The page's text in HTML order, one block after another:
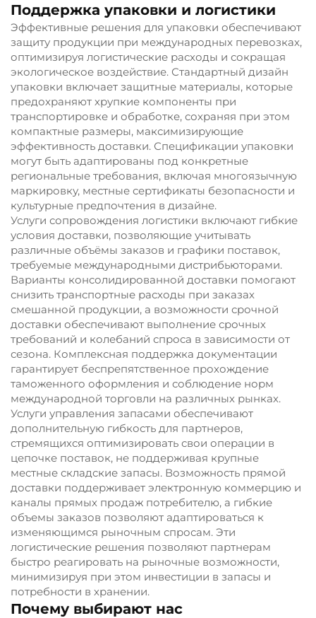
Поддержка упаковки и логистики
Эффективные решения для упаковки обеспечивают
защиту продукции при международных перевозках,
оптимизируя логистические расходы и сокращая
экологическое воздействие. Стандартный дизайн
упаковки включает защитные материалы, которые
предохраняют хрупкие компоненты при
транспортировке и обработке, сохраняя при этом
компактные размеры, максимизирующие
эффективность доставки. Спецификации упаковки
могут быть адаптированы под конкретные
региональные требования, включая многоязычную
маркировку, местные сертификаты безопасности и
культурные предпочтения в дизайне.
Услуги сопровождения логистики включают гибкие
условия доставки, позволяющие учитывать
различные объёмы заказов и графики поставок,
требуемые международными дистрибьюторами.
Варианты консолидированной доставки помогают
снизить транспортные расходы при заказах
смешанной продукции, а возможности срочной
доставки обеспечивают выполнение срочных
требований и колебаний спроса в зависимости от
сезона. Комплексная поддержка документации
гарантирует беспрепятственное прохождение
таможенного оформления и соблюдение норм
международной торговли на различных рынках.
Услуги управления запасами обеспечивают
дополнительную гибкость для партнеров,
стремящихся оптимизировать свои операции в
цепочке поставок, не поддерживая крупные
местные складские запасы. Возможность прямой
доставки поддерживает электронную коммерцию и
каналы прямых продаж потребителю, а гибкие
объемы заказов позволяют адаптироваться к
изменяющимся рыночным спросам. Эти
логистические решения позволяют партнерам
быстро реагировать на рыночные возможности,
минимизируя при этом инвестиции в запасы и
потребности в хранении.
Почему выбирают нас